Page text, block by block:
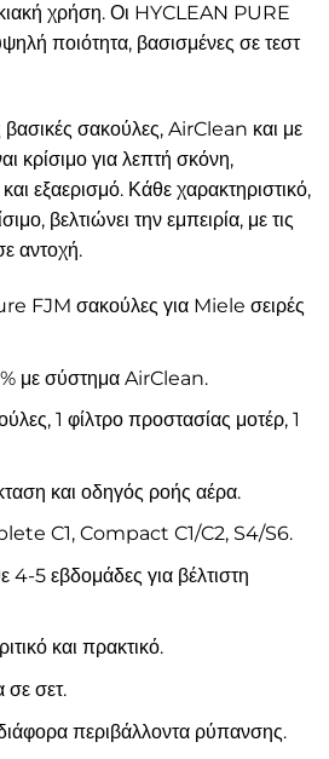
χρήση. Οι HYCLEAN PURE
ποιότητα, βασισμένες σε τεστ
σακούλες, AirClean και με
κρίσιμο για λεπτή σκόνη,
εξαερισμό. Κάθε χαρακτηριστικό,
βελτιώνει την εμπειρία, με τις
αντοχή.
FJM σακούλες για Miele σειρές
με σύστημα AirClean.
1 φίλτρο προστασίας μοτέρ, 1
και οδηγός ροής αέρα.
C1, Compact C1/C2, S4/S6.
4-5 εβδομάδες για βέλτιστη
και πρακτικό.
σε σετ.
περιβάλλοντα ρύπανσης.